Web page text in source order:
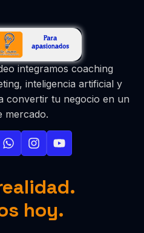
integramos coaching
inteligencia artificial y
convertir tu negocio en un
mercado.
hoy.